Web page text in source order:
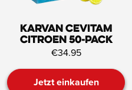
Karvan Cevitam
Citroen 50-pack
€34.95
Jetzt einkaufen